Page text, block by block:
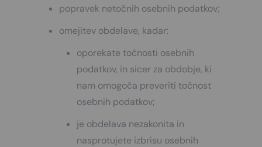
popravek netočnih osebnih podatkov;
omejitev obdelave, kadar:
oporekate točnosti osebnih
podatkov, in sicer za obdobje, ki
nam omogoča preveriti točnost
osebnih podatkov;
je obdelava nezakonita in
nasprotujete izbrisu osebnih